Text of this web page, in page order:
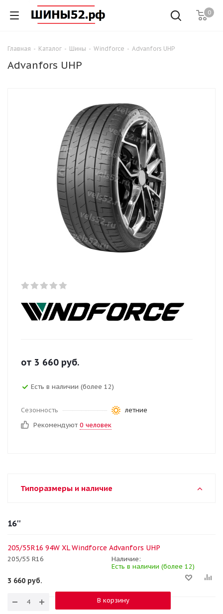
0
Главная - Каталог - Шины - Windforce - Advanfors UHP
Advanfors UHP
от 3 660 руб.
Есть в наличии (более 12)
Сезонность
летние
Рекомендуют 0 человек
Типоразмеры и наличие
16''
205/55R16 94W XL Windforce Advanfors UHP
205/55 R16
Наличие:
Есть в наличии (более 12)
3 660 руб.
В корзину